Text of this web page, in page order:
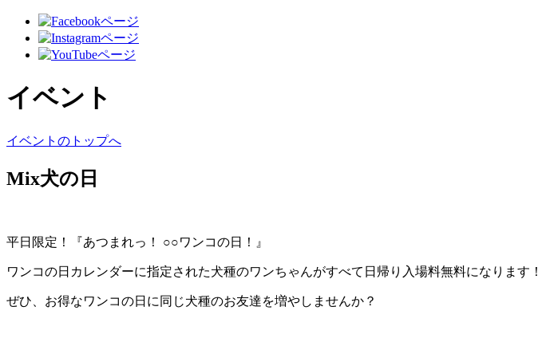
イベント
イベントのトップへ
Mix犬の日
平日限定！『あつまれっ！ ○○ワンコの日！』
ワンコの日カレンダーに指定された犬種のワンちゃんがすべて日帰り入場料無料になります！
ぜひ、お得なワンコの日に同じ犬種のお友達を増やしませんか？